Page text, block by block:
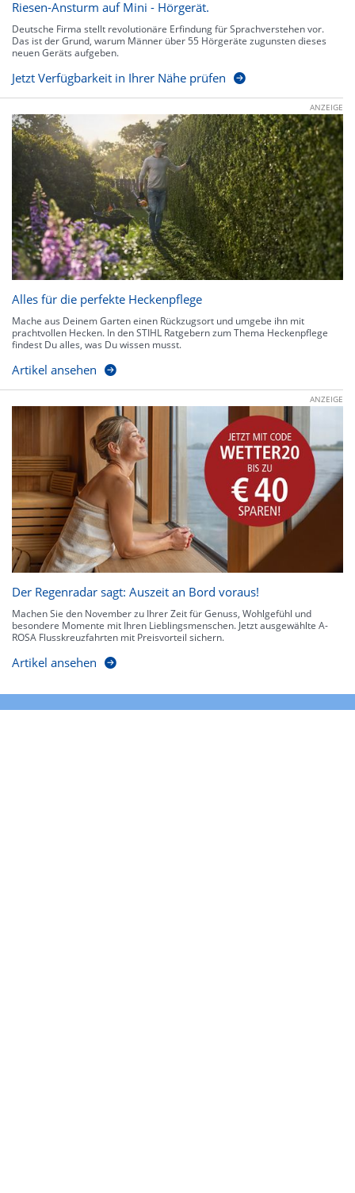
Riesen-Ansturm auf Mini - Hörgerät.
Deutsche Firma stellt revolutionäre Erfindung für Sprachverstehen vor.
Das ist der Grund, warum Männer über 55 Hörgeräte zugunsten dieses
neuen Geräts aufgeben.
Jetzt Verfügbarkeit in Ihrer Nähe prüfen
ANZEIGE
Alles für die perfekte Heckenpflege
Mache aus Deinem Garten einen Rückzugsort und umgebe ihn mit
prachtvollen Hecken. In den STIHL Ratgebern zum Thema Heckenpflege
findest Du alles, was Du wissen musst.
Artikel ansehen
ANZEIGE
Der Regenradar sagt: Auszeit an Bord voraus!
Machen Sie den November zu Ihrer Zeit für Genuss, Wohlgefühl und
besondere Momente mit Ihren Lieblingsmenschen. Jetzt ausgewählte A-
ROSA Flusskreuzfahrten mit Preisvorteil sichern.
Artikel ansehen